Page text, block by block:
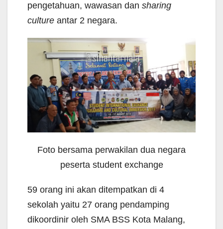
pengetahuan, wawasan dan sharing
culture antar 2 negara.
Foto bersama perwakilan dua negara
peserta student exchange
59 orang ini akan ditempatkan di 4
sekolah yaitu 27 orang pendamping
dikoordinir oleh SMA BSS Kota Malang,